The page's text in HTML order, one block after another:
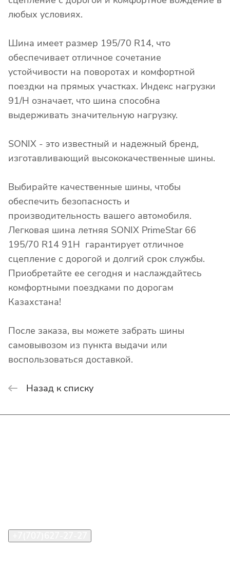
любых условиях.
Шина имеет размер 195/70 R14, что
обеспечивает отличное сочетание
устойчивости на поворотах и комфортной
поездки на прямых участках. Индекс нагрузки
91/H означает, что шина способна
выдерживать значительную нагрузку.
SONIX - это известный и надежный бренд,
изготавливающий высококачественные шины.
Выбирайте качественные шины, чтобы
обеспечить безопасность и
производительность вашего автомобиля.
Легковая шина летняя SONIX PrimeStar 66
195/70 R14 91H гарантирует отличное
сцепление с дорогой и долгий срок службы.
Приобретайте ее сегодня и наслаждайтесь
комфортными поездками по дорогам
Казахстана!
После заказа, вы можете забрать шины
самовывозом из пункта выдачи или
воспользоваться доставкой.
Назад к списку